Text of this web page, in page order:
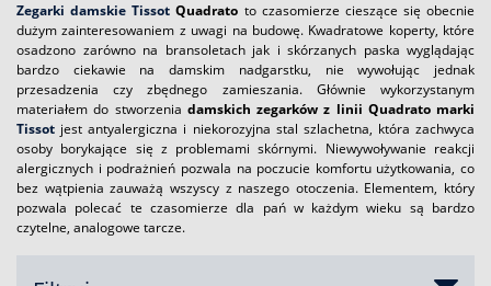
Zegarki damskie Tissot Quadrato to czasomierze cieszące się obecnie
dużym zainteresowaniem z uwagi na budowę. Kwadratowe koperty, które
osadzono zarówno na bransoletach jak i skórzanych paska wyglądając
bardzo ciekawie na damskim nadgarstku, nie wywołując jednak
przesadzenia czy zbędnego zamieszania. Głównie wykorzystanym
materiałem do stworzenia damskich zegarków z linii Quadrato marki
Tissot jest antyalergiczna i niekorozyjna stal szlachetna, która zachwyca
osoby borykające się z problemami skórnymi. Niewywoływanie reakcji
alergicznych i podrażnień pozwala na poczucie komfortu użytkowania, co
bez wątpienia zauważą wszyscy z naszego otoczenia. Elementem, który
pozwala polecać te czasomierze dla pań w każdym wieku są bardzo
czytelne, analogowe tarcze.